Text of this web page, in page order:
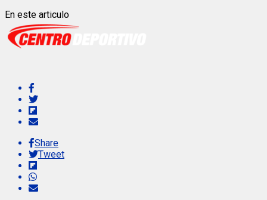
En este articulo
Share
Tweet